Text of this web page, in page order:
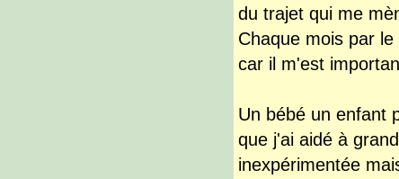
du trajet qui me
Chaque mois par
car il m'est
Un bébé un enfant
que j'ai aidé à
inexpérimentée